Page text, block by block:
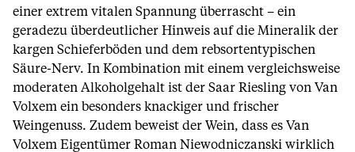
einer extrem vitalen Spannung überrascht – ein
geradezu überdeutlicher Hinweis auf die Mineralik der
kargen Schieferböden und dem rebsortentypischen
Säure-Nerv. In Kombination mit einem vergleichsweise
moderaten Alkoholgehalt ist der Saar Riesling von Van
Volxem ein besonders knackiger und frischer
Weingenuss. Zudem beweist der Wein, dass es Van
Volxem Eigentümer Roman Niewodniczanski wirklich